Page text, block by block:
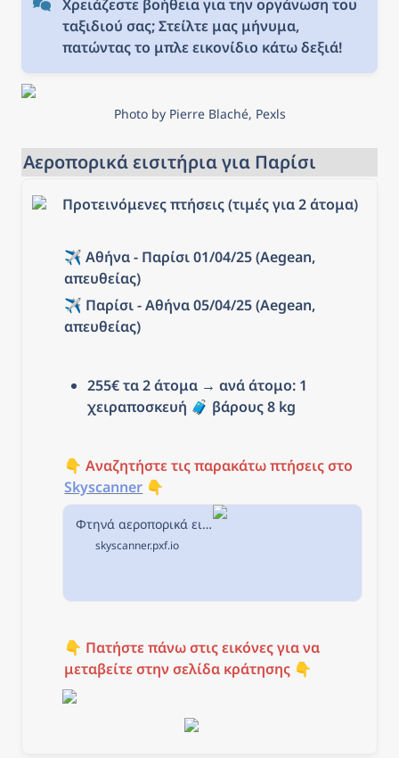
Χρειάζεστε βοήθεια για την οργάνωση του
ταξιδιού σας; Στείλτε μας μήνυμα,
πατώντας το μπλε εικονίδιο κάτω δεξιά!
Photo by Pierre Blaché, Pexls
Αεροπορικά εισιτήρια για Παρίσι
Προτεινόμενες πτήσεις (τιμές για 2 άτομα)
✈️ Αθήνα - Παρίσι 01/04/25 (Aegean,
απευθείας)
✈️ Παρίσι - Αθήνα 05/04/25 (Aegean,
απευθείας)
255€ τα 2 άτομα → ανά άτομο: 1
χειραποσκευή 🧳 βάρους 8 kg
👇 Αναζητήστε τις παρακάτω πτήσεις στο
Skyscanner 👇
Φτηνά αεροπορικά εισιτήρια από Αθήνα προς Παρίσι στην Skyscanner
skyscanner.pxf.io
👇 Πατήστε πάνω στις εικόνες για να
μεταβείτε στην σελίδα κράτησης 👇